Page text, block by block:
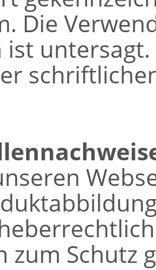
Die
ist
zum Schutz